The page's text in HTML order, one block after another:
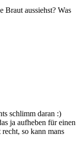
Braut aussiehst? Was
schlimm daran :)
ja aufheben für einen
so kann mans